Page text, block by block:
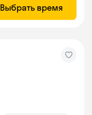
Выбрать время